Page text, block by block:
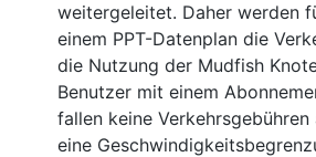
weitergeleitet. Daher werden
einem PPT-Datenplan die
die Nutzung der Mudfish
Benutzer mit einem
fallen keine
eine